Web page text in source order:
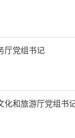
企拿地继续
，溢价率阶
少，溢价率再
至3.8%，仅
地块竟拍出高
，截至10月9
用地待拍清单
州、北京超
厅党组书记
化和旅游厅党组书